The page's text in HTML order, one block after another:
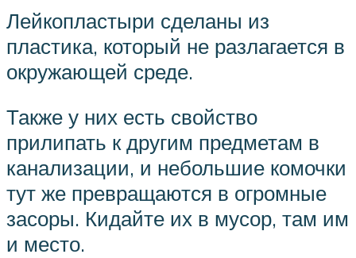
Лейкопластыри сделаны из
пластика, который не разлагается в
окружающей среде.
Также у них есть свойство
прилипать к другим предметам в
канализации, и небольшие комочки
тут же превращаются в огромные
засоры. Кидайте их в мусор, там им
и место.